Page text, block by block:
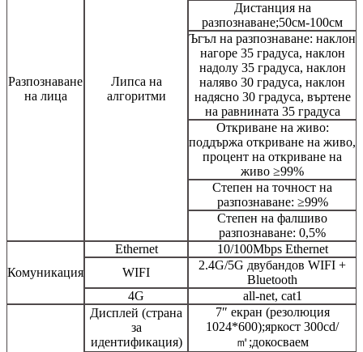
Разпознаване
на лица
Липса на
алгоритми
Дистанция на
разпознаване;50см-100см
Ъгъл на разпознаване: наклон
нагоре 35 градуса, наклон
надолу 35 градуса, наклон
наляво 30 градуса, наклон
надясно 30 градуса, въртене
на равнината 35 градуса
Откриване на живо:
поддържа откриване на живо,
процент на откриване на
живо ≥99%
Степен на точност на
разпознаване: ≥99%
Степен на фалшиво
разпознаване: 0,5%
Комуникация
Ethernet
10/100Mbps Ethernet
WIFI
2.4G/5G двубандов WIFI +
Bluetooth
4G
all-net, cat1
Дисплей (страна
за
идентификация)
7″ екран (резолюция
1024*600);яркост 300cd/
㎡;докосваем